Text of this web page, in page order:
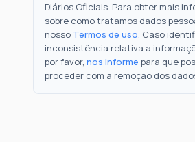
Diários Oficiais. Para obter mais
sobre como tratamos dados
nosso Termos de uso. Caso
inconsistência relativa a
por favor, nos informe para que
proceder com a remoção dos